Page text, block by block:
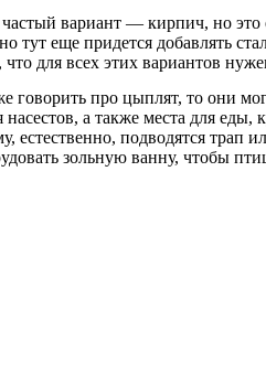
вариант — кирпич, но
еще придется добавлять
для всех этих вариантов
про цыплят, то они
а также места для
подводятся трап
зольную ванну, чтобы